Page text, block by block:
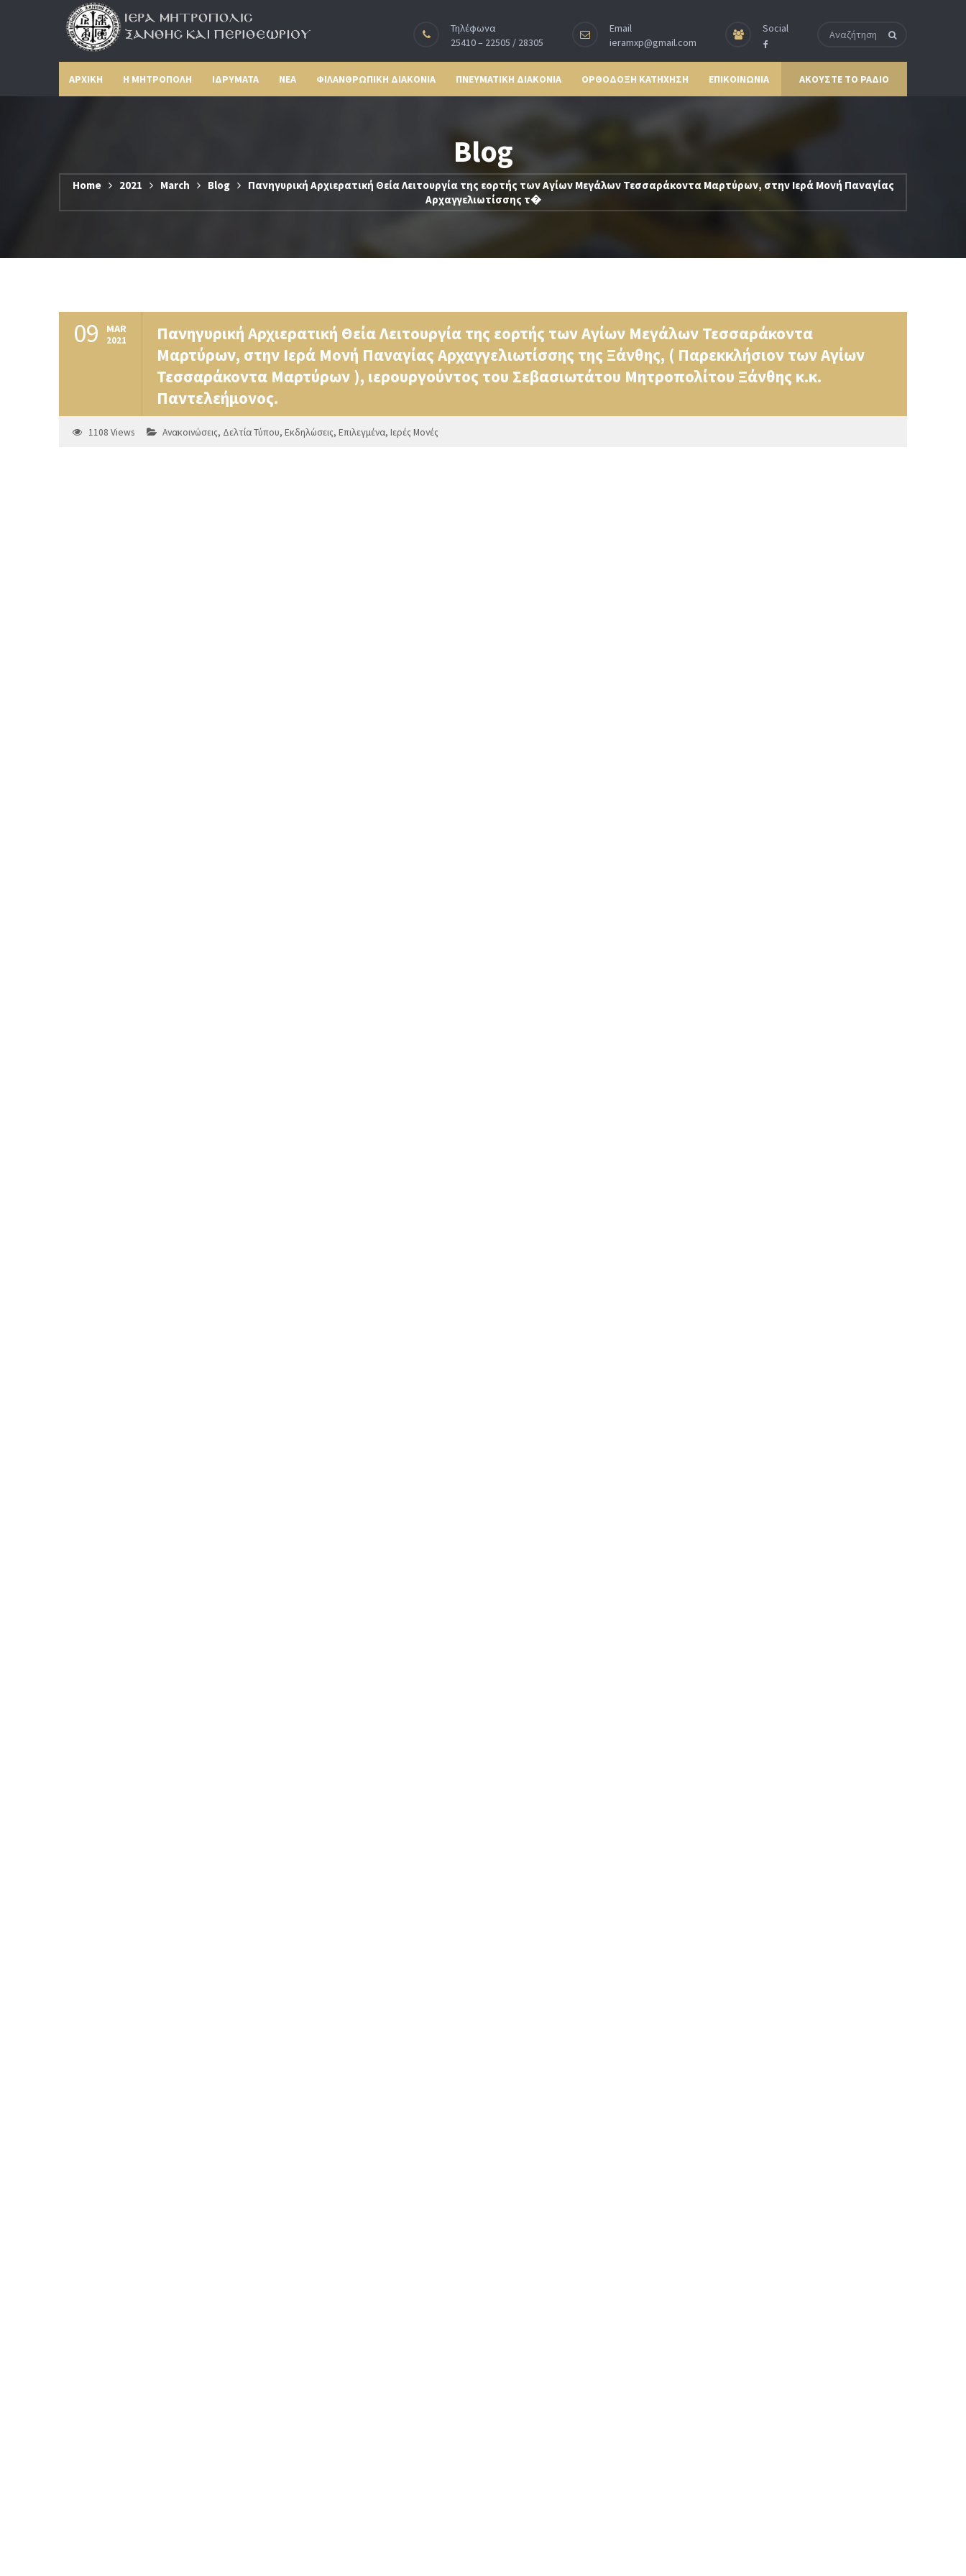
Τηλέφωνα
25410 – 22505 / 28305
Email
ieramxp@gmail.com
Social
ΑΡΧΙΚΗ Η ΜΗΤΡΟΠΟΛΗ ΙΔΡΥΜΑΤΑ ΝΕΑ ΦΙΛΑΝΘΡΩΠΙΚΗ ΔΙΑΚΟΝΙΑ ΠΝΕΥΜΑΤΙΚΗ ΔΙΑΚΟΝΙΑ ΟΡΘΟΔΟΞΗ ΚΑΤΗΧΗΣΗ ΕΠΙΚΟΙΝΩΝΙΑ ΑΚΟΥΣΤΕ ΤΟ ΡΑΔΙΟ
Blog
Home 2021 March Blog
Πανηγυρική Αρχιερατική Θεία Λειτουργία της εορτής των Αγίων Μεγάλων Τεσσαράκοντα Μαρτύρων, στην Ιερά Μονή Παναγίας
Αρχαγγελιωτίσσης τ�
09 MAR
2021
Πανηγυρική Αρχιερατική Θεία Λειτουργία της εορτής των Αγίων Μεγάλων Τεσσαράκοντα
Μαρτύρων, στην Ιερά Μονή Παναγίας Αρχαγγελιωτίσσης της Ξάνθης, ( Παρεκκλήσιον των Αγίων
Τεσσαράκοντα Μαρτύρων ), ιερουργούντος του Σεβασιωτάτου Μητροπολίτου Ξάνθης κ.κ.
Παντελεήμονος.
1108 Views Ανακοινώσεις, Δελτία Τύπου, Εκδηλώσεις, Επιλεγμένα, Ιερές Μονές